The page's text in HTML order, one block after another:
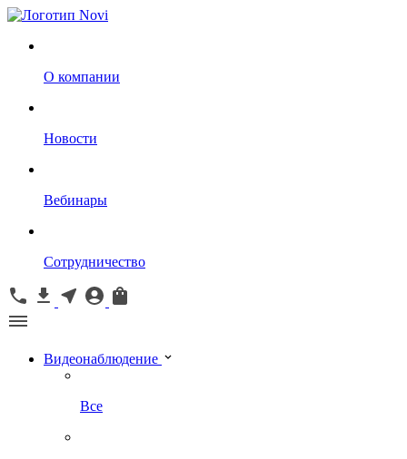
О компании
Новости
Вебинары
Сотрудничество
Видеонаблюдение
Все